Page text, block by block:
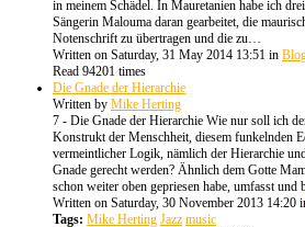
in meinem Schädel. In Mauretanien habe ich
Sängerin Malouma daran gearbeitet, die
Notenschrift zu übertragen und die zu…
Written on Saturday, 31 May 2014 13:51 in
Read 94201 times
Die Gnade der Hierarchie
Written by Mike Herting
7 - Die Gnade der Hierarchie Wie nur soll ich
Konstrukt der Menschheit, diesem funkelnden
vermeintlicher Logik, nämlich der Hierarchie
Gnade gerecht werden? Ähnlich dem Gotte
schon weiter oben gepriesen habe, umfasst
Written on Saturday, 30 November 2013 14:20
Tags: Mike Herting Jazz music